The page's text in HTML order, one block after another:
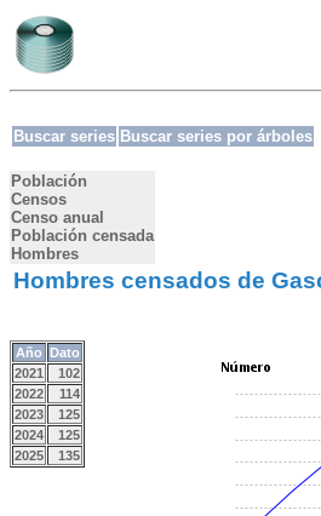
Buscar series Buscar series por árboles
Población
Censos
Censo anual
Población censada
Hombres
Hombres censados de
Año Dato
2021
102
2022
114
2023
125
2024
125
2025
135